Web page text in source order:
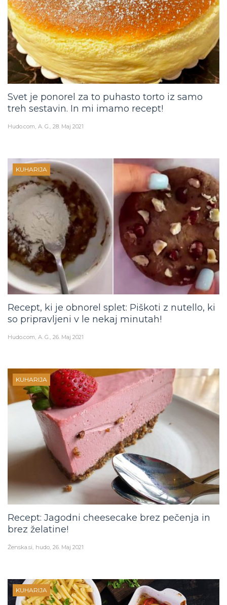
Svet je ponorel za to puhasto torto iz samo
treh sestavin. In mi imamo recept!
Hudo.com A. G. 28. Maj 2021
KUHARIJA
Recept, ki je obnorel splet: Piškoti z nutello, ki
so pripravljeni v le nekaj minutah!
Hudo.com A. G. 26. Maj 2021
KUHARIJA
Recept: Jagodni cheesecake brez pečenja in
brez želatine!
Ženska.si hudo 26. Maj 2021
KUHARIJA